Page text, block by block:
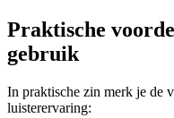
Praktische
gebruik
In praktische zin merk je de
luisterervaring: